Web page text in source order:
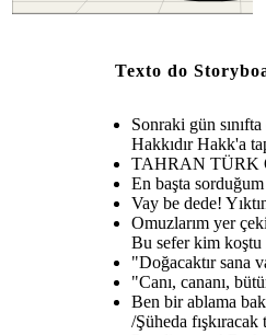
Texto do
Sonraki gün
Hakkıdır Hakk'a
TAHRAN TÜRK
En başta
Vay be dede!
Omuzlarım yer
Bu sefer kim koştu
"Doğacaktır sana
"Canı, cananı,
Ben bir ablama
/Şüheda